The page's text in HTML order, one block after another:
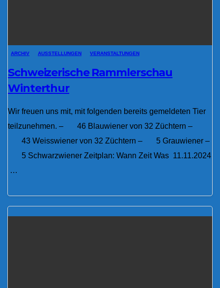
ARCHIV AUSSTELLUNGEN VERANSTALTUNGEN
Schweizerische Rammlerschau
Winterthur
Wir freuen uns mit, mit folgenden bereits gemeldeten Tier
teilzunehmen. – 46 Blauwiener von 32 Züchtern –
43 Weisswiener von 32 Züchtern – 5 Grauwiener –
5 Schwarzwiener Zeitplan: Wann Zeit Was 11.11.2024
…